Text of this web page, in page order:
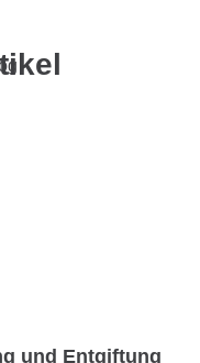
und Entgiftung